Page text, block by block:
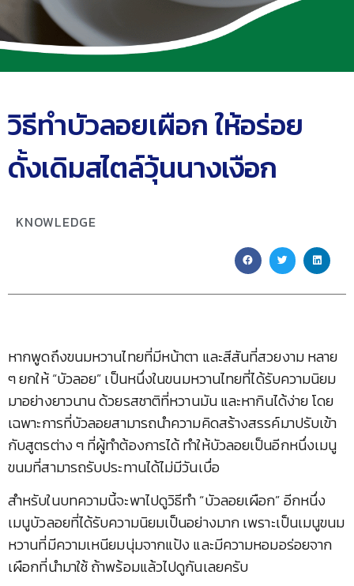
วิธีทำบัวลอยเผือก ให้อร่อย
ดั้งเดิมสไตล์วุ้นนางเงือก
KNOWLEDGE
หากพูดถึงขนมหวานไทยที่มีหน้าตา และสีสันที่สวยงาม หลาย
ๆ ยกให้ “บัวลอย” เป็นหนึ่งในขนมหวานไทยที่ได้รับความนิยม
มาอย่างยาวนาน ด้วยรสชาติที่หวานมัน และหากินได้ง่าย โดย
เฉพาะการที่บัวลอยสามารถนำความคิดสร้างสรรค์มาปรับเข้า
กับสูตรต่าง ๆ ที่ผู้ทำต้องการได้ ทำให้บัวลอยเป็นอีกหนึ่งเมนู
ขนมที่สามารถรับประทานได้ไม่มีวันเบื่อ
สำหรับในบทความนี้จะพาไปดูวิธีทำ “บัวลอยเผือก” อีกหนึ่ง
เมนูบัวลอยที่ได้รับความนิยมเป็นอย่างมาก เพราะเป็นเมนูขนม
หวานที่มีความเหนียมนุ่มจากแป้ง และมีความหอมอร่อยจาก
เผือกที่นำมาใช้ ถ้าพร้อมแล้วไปดูกันเลยครับ